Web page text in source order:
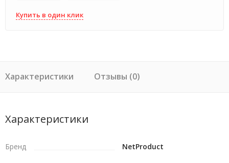
Купить в один клик
Характеристики Отзывы (0)
Характеристики
Бренд NetProduct